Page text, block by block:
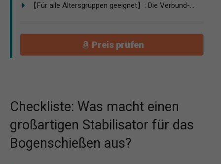
【Für alle Altersgruppen geeignet】: Die Verbund-...
Preis prüfen
Checkliste: Was macht einen
großartigen Stabilisator für das
Bogenschießen aus?